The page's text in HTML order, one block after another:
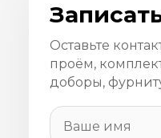
Оставьте
проём,
доборы,